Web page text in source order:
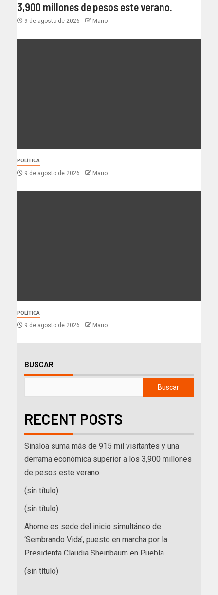
3,900 millones de pesos este verano.
9 de agosto de 2026 Mario
POLÍTICA
9 de agosto de 2026 Mario
POLÍTICA
9 de agosto de 2026 Mario
BUSCAR
Buscar
RECENT POSTS
Sinaloa suma más de 915 mil visitantes y una
derrama económica superior a los 3,900 millones
de pesos este verano.
(sin título)
(sin título)
Ahome es sede del inicio simultáneo de
‘Sembrando Vida’, puesto en marcha por la
Presidenta Claudia Sheinbaum en Puebla.
(sin título)